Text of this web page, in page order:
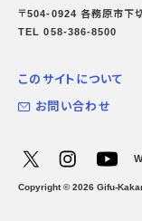
〒504-0924 各務原市下
TEL 058-386-8500
このサイトについて
お問い合わせ
Copyright ©2026 Gifu-